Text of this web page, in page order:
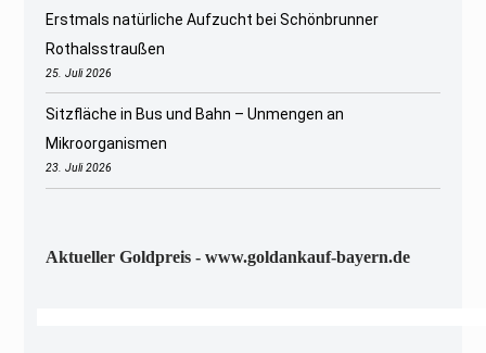
Erstmals natürliche Aufzucht bei Schönbrunner
Rothalsstraußen
25. Juli 2026
Sitzfläche in Bus und Bahn – Unmengen an
Mikroorganismen
23. Juli 2026
Aktueller Goldpreis - www.goldankauf-bayern.de